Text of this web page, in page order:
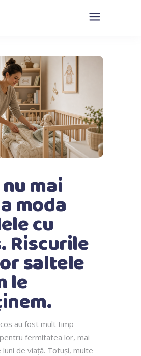
mai
moda
cu
Riscurile
saltele
le
au fost mult timp
fermitatea lor, mai
luni de viață. Totuși, multe